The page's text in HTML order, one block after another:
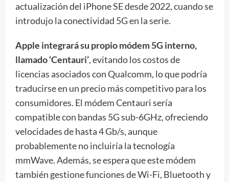
actualización del iPhone SE desde 2022, cuando se
introdujo la conectividad 5G en la serie.
Apple integrará su propio módem 5G interno,
llamado ‘Centauri’, evitando los costos de
licencias asociados con Qualcomm, lo que podría
traducirse en un precio más competitivo para los
consumidores. El módem Centauri sería
compatible con bandas 5G sub-6GHz, ofreciendo
velocidades de hasta 4 Gb/s, aunque
probablemente no incluiría la tecnología
mmWave. Además, se espera que este módem
también gestione funciones de Wi-Fi, Bluetooth y